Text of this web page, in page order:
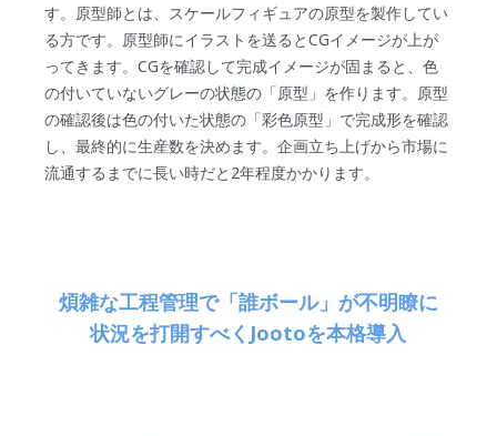
す。原型師とは、スケールフィギュアの原型を製作してい
る方です。原型師にイラストを送るとCGイメージが上が
ってきます。CGを確認して完成イメージが固まると、色
の付いていないグレーの状態の「原型」を作ります。原型
の確認後は色の付いた状態の「彩色原型」で完成形を確認
し、最終的に生産数を決めます。企画立ち上げから市場に
流通するまでに長い時だと2年程度かかります。
煩雑な工程管理で「誰ボール」が不明瞭に
状況を打開すべくJootoを本格導入